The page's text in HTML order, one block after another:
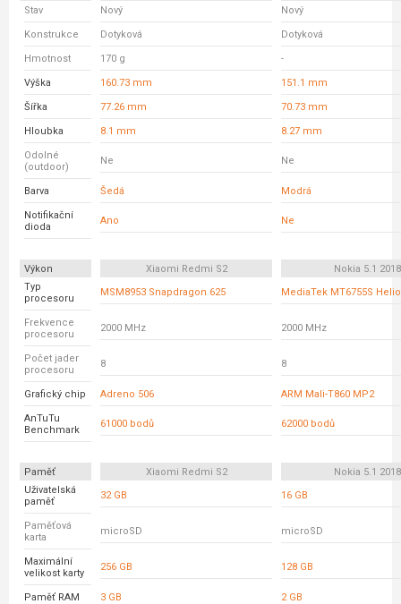
Stav
Nový Nový
Konstrukce Dotyková Dotyková
Hmotnost 170 g -
Výška 160.73 mm 151.1 mm
Šířka 77.26 mm 70.73 mm
Hloubka 8.1 mm 8.27 mm
Odolné
(outdoor)
Ne Ne
Barva Šedá Modrá
Notifikační
dioda
Ano Ne
Výkon Xiaomi Redmi S2
Nokia 5.1 2018
Typ
procesoru
MSM8953 Snapdragon 625 MediaTek MT6755S
Frekvence
procesoru
2000 MHz 2000 MHz
Počet jader
procesoru
8 8
Grafický chip Adreno 506 ARM Mali-T860 MP2
AnTuTu
Benchmark
61000 bodů 62000 bodů
Paměť Xiaomi Redmi S2
Nokia 5.1 2018
Uživatelská
paměť
32 GB 16 GB
Paměťová
karta
microSD microSD
Maximální
velikost karty
256 GB 128 GB
Paměť RAM 3 GB 2 GB